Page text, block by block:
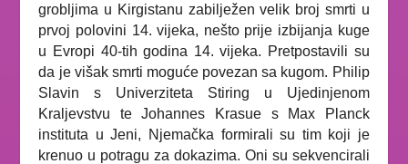
grobljima u Kirgistanu zabilježen velik broj smrti u
prvoj polovini 14. vijeka, nešto prije izbijanja kuge
u Evropi 40-tih godina 14. vijeka. Pretpostavili su
da je višak smrti moguće povezan sa kugom. Philip
Slavin s Univerziteta Stiring u Ujedinjenom
Kraljevstvu te Johannes Krasue s Max Planck
instituta u Jeni, Njemačka formirali su tim koji je
krenuo u potragu za dokazima. Oni su sekvencirali